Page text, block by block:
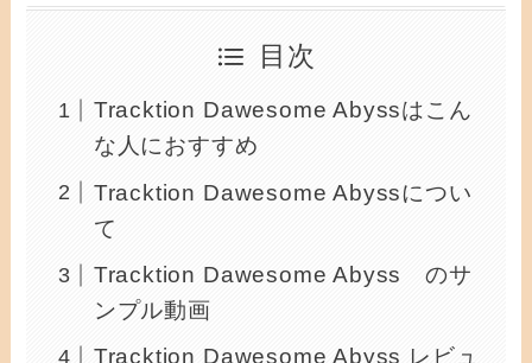
目次
Tracktion Dawesome Abyssはこん
な人におすすめ
Tracktion Dawesome Abyssについ
て
Tracktion Dawesome Abyss のサ
ンプル動画
Tracktion Dawesome Abyss レビュ